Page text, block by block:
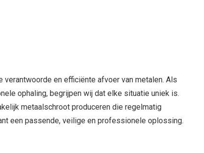
en efficiënte afvoer van metalen. Als
ophaling, begrijpen wij dat elke situatie uniek is.
metaalschroot produceren die regelmatig
een passende, veilige en professionele oplossing.